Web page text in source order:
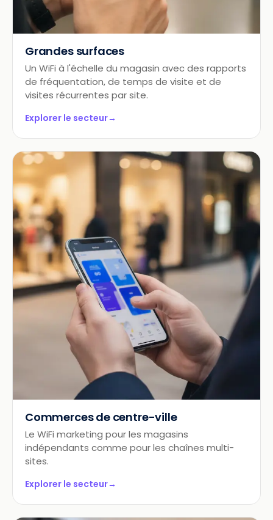
Grandes surfaces
Un WiFi à l'échelle du magasin avec des rapports
de fréquentation, de temps de visite et de
visites récurrentes par site.
Explorer le secteur→
Commerces de centre-ville
Le WiFi marketing pour les magasins
indépendants comme pour les chaînes multi-
sites.
Explorer le secteur→